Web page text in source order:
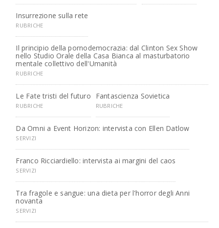
Insurrezione sulla rete
RUBRICHE
Il principio della pornodemocrazia: dal Clinton Sex Show
nello Studio Orale della Casa Bianca al masturbatorio
mentale collettivo dell'Umanità
RUBRICHE
Le Fate tristi del futuro
RUBRICHE
Fantascienza Sovietica
RUBRICHE
Da Omni a Event Horizon: intervista con Ellen Datlow
SERVIZI
Franco Ricciardiello: intervista ai margini del caos
SERVIZI
Tra fragole e sangue: una dieta per l'horror degli Anni
novanta
SERVIZI